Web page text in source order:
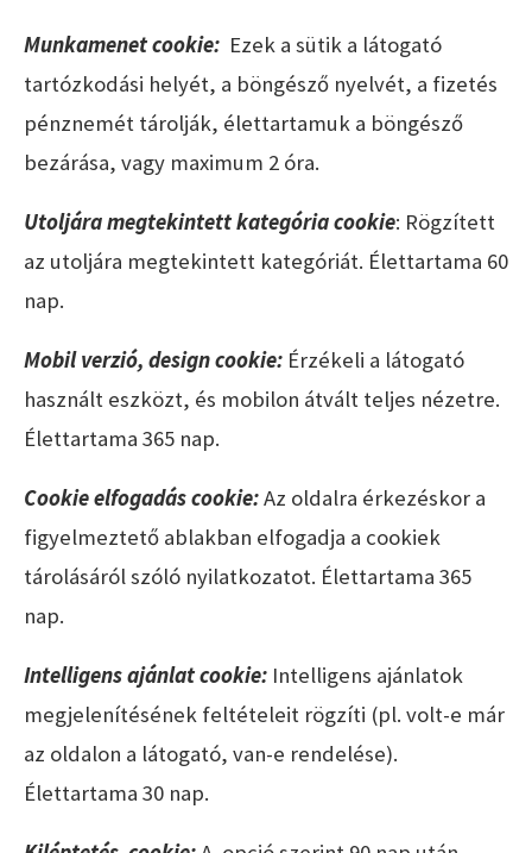
Munkamenet cookie: Ezek a sütik a látogató
tartózkodási helyét, a böngésző nyelvét, a fizetés
pénznemét tárolják, élettartamuk a böngésző
bezárása, vagy maximum 2 óra.
Utoljára megtekintett kategória cookie: Rögzített
az utoljára megtekintett kategóriát. Élettartama 60
nap.
Mobil verzió, design cookie: Érzékeli a látogató
használt eszközt, és mobilon átvált teljes nézetre.
Élettartama 365 nap.
Cookie elfogadás cookie:Az oldalra érkezéskor a
figyelmeztető ablakban elfogadja a cookiek
tárolásáról szóló nyilatkozatot. Élettartama 365
nap.
Intelligens ajánlat cookie: Intelligens ajánlatok
megjelenítésének feltételeit rögzíti (pl. volt-e már
az oldalon a látogató, van-e rendelése).
Élettartama 30 nap.